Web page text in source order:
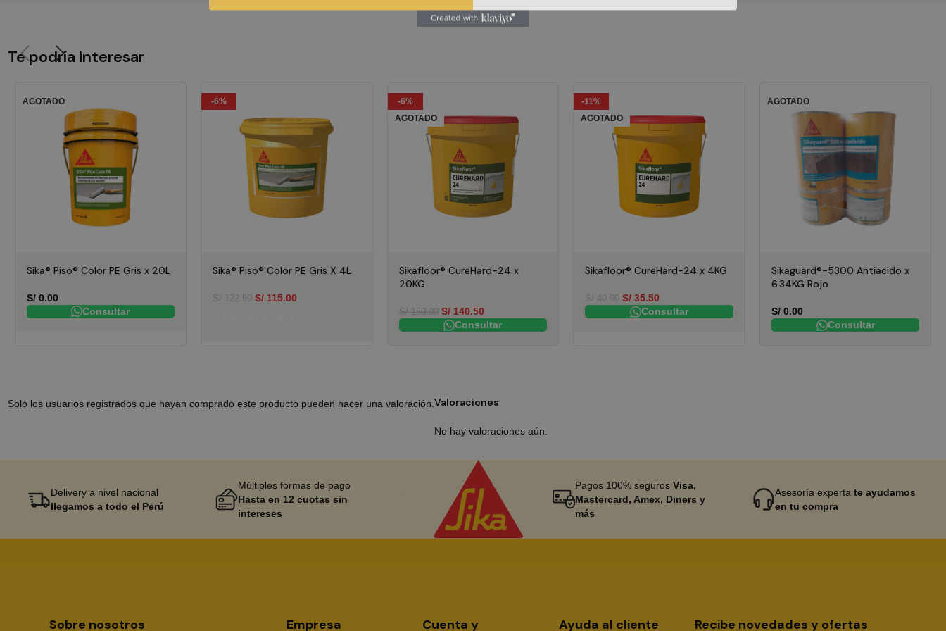
Te podría interesar
AGOTADO
Sika® Piso® Color PE Gris x 20L
S/0.00
Consultar
-6%
Sika® Piso® Color PE Gris X 4L
S/122.50 S/ 115.00
-6%
AGOTADO
Sikafloor® CureHard-24 x
20KG
S/150.00 S/140.50
Consultar
-11%
AGOTADO
Sikafloor® CureHard-24 x 4KG
S/40.00 S/ 35.50
Consultar
AGOTADO
Sikaguard®-5300 Antiacido x
6.34KG Rojo
S/0.00
Consultar
Valoraciones
No hay valoraciones aún.
Solo los usuarios registrados que hayan comprado este producto pueden hacer una valoración.
Delivery a nivel nacional
llegamos a todo el Perú
Múltiples formas de pago
Hasta en 12 cuotas sin
intereses
Pagos 100% segurosVisa,
Mastercard, Amex, Diners y
más
Asesoría expertate ayudamos
en tu compra
Sobre nosotros Empresa Cuenta y Ayuda al cliente Recibe novedades y ofertas